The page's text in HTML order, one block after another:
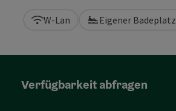
W-Lan Eigener Badeplatz
Verfügbarkeit abfragen